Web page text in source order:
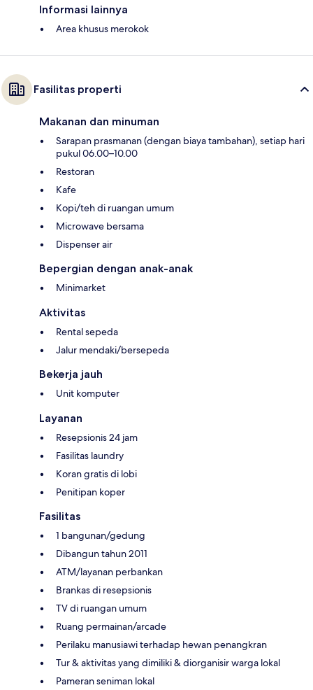
Informasi lainnya
Area khusus merokok
Fasilitas properti
Makanan dan minuman
Sarapan prasmanan (dengan biaya tambahan), setiap hari
pukul 06.00–10.00
Restoran
Kafe
Kopi/teh di ruangan umum
Microwave bersama
Dispenser air
Bepergian dengan anak-anak
Minimarket
Aktivitas
Rental sepeda
Jalur mendaki/bersepeda
Bekerja jauh
Unit komputer
Layanan
Resepsionis 24 jam
Fasilitas laundry
Koran gratis di lobi
Penitipan koper
Fasilitas
1 bangunan/gedung
Dibangun tahun 2011
ATM/layanan perbankan
Brankas di resepsionis
TV di ruangan umum
Ruang permainan/arcade
Perilaku manusiawi terhadap hewan penangkran
Tur & aktivitas yang dimiliki & diorganisir warga lokal
Pameran seniman lokal